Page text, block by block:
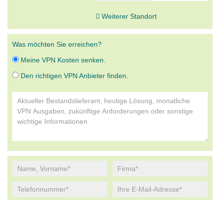
Weiterer Standort
Was möchten Sie erreichen?
Meine VPN Kosten senken.
Den richtigen VPN Anbieter finden.